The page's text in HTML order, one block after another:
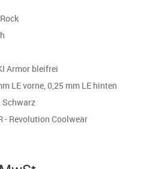
Armor bleifrei
LE vorne, 0,25 mm LE hinten
- Revolution Coolwear